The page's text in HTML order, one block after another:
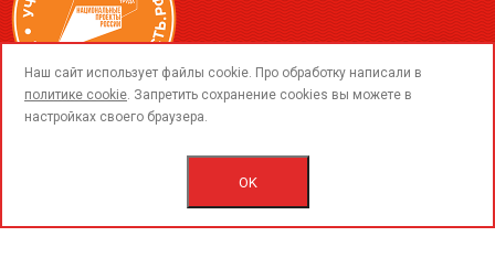
call
Наш сайт использует файлы cookie. Про обработку написали в
политике cookie. Запретить сохранение cookies вы можете в
настройках своего браузера.
OK